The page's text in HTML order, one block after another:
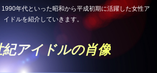
年代といった昭和から平成初期に活躍した女性ア
イドルを紹介していきます。
紀アイドルの肖像